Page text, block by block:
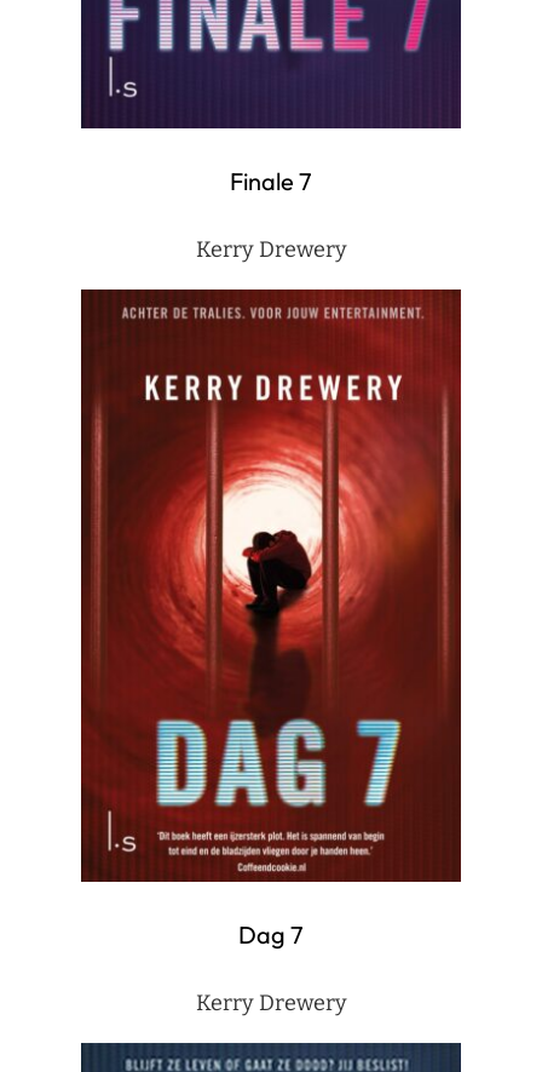
Finale 7
Kerry Drewery
Dag 7
Kerry Drewery